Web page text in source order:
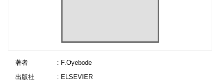
著者
: F.Oyebode
出版社
: ELSEVIER